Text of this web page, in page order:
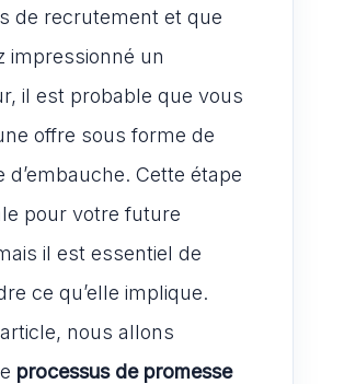
de recrutement et que
impressionné un
il est probable que vous
offre sous forme de
d’embauche. Cette étape
pour votre future
il est essentiel de
ce qu’elle implique.
nous allons
processus de promesse